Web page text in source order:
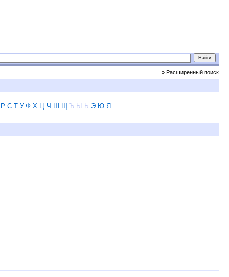
» Расширенный поиск
Р С Т У Ф Х Ц Ч Ш Щ Ъ Ы Ь Э Ю Я